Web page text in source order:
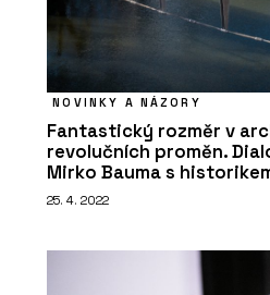
Série keramických
RAKO
NOVINKY A NÁZORY
Fantastický rozměr v
revolučních proměn.
Mirko Bauma s
25. 4. 2022